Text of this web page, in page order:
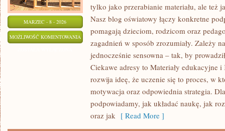
MARZEC - 8 - 2026
MOŻLIWOŚĆ KOMENTOWANIA EDUKACJA
DOMOWA
tylko jako przerabianie materiału, ale też
Nasz blog oświatowy łączy konkretne
pomagają dzieciom, rodzicom oraz
zagadnień w sposób zrozumiały. Zależy
jednocześnie sensowna – tak, by
Ciekawe adresy to Materiały edukacyjne
rozwija ideę, że uczenie się to proces, w
motywacja oraz odpowiednia strategia.
podpowiadamy, jak układać naukę, jak
oraz jak [ Read More ]